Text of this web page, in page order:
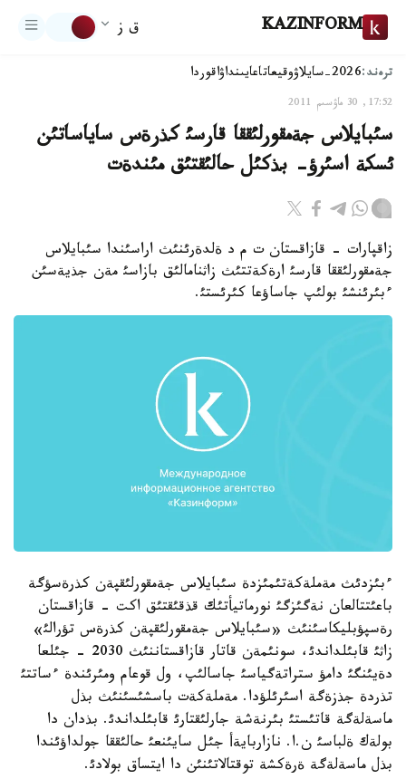
KAZINFORM ق ز
ترەند:2026-سايلاۋ وقيعاتاعايىنداۋاقوردا
17:52, 30 ماۋسىم 2011
سئبايلاس جةمقورلئققا قارسئ كذرةس ساياساتئن
ئسكة اسئرؤ- بذكئل حالئقتئق مئندةت
زاقپارات - قازاقستان ت م د ةلدةرئنئث اراسئندا سئبايلاس
جةمقورلئققا قارسئ ارةكةتتئث زاثنامالئق بازاسئ مةن جذيةسئن
ءبئرئنشئ بولئپ جاساؤعا كئرئستئ.
ءبئزدئث مةملةكةتئمئزدة سئبايلاس جةمقورلئقپةن كذرةسؤگة
باعئتتالعان نةگئزگئ نورماتيأتئك قذقئقتئق اكت - قازاقستان
رةسپؤبليكاسئنئث «سئبايلاس جةمقورلئقپةن كذرةس تؤرالئ»
زاثئ قابئلداندئ، سونئمةن قاتار قازاقستاننئث 2030 - جئلعا
دةيئنگئ دامؤ ستراتةگياسئ جاسالئپ، ول قوعام ومئرئندة ءساتتئ
تذردة جذزةگة اسئرئلؤدا. مةملةكةت باسشئسئنئث بذل
ماسةلةگة قاتئستئ بئرنةشة جارلئقتارئ قابئلداندئ. بذدان دا
بولةك ةلباسئ ن.ا. نازاربايةأ جئل سايئنعئ حالئققا جولداؤئندا
بذل ماسةلةگة ةرةكشة توقتالاتئنئن دا ايتساق بولادئ.